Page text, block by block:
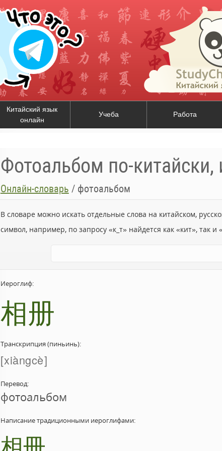
Китайский язык
онлайн
Учеба Работа
Фотоальбом по-
Онлайн-словарь / фотоальбом
В словаре можно искать отдельные слова на китайском,
символ, например, по запросу «к_т» найдется как «кит», так и
Иероглиф:
相册
Транскрипция (пиньинь):
xiàngcè
Перевод:
фотоальбом
Написание традиционными иероглифами: